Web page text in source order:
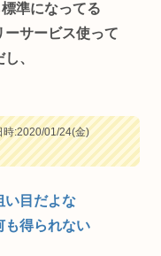
準になってる
サービス使って
、
:2020/01/24(金)
い目だよな
も得られない